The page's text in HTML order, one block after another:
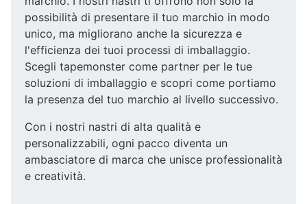
possibilità di presentare il tuo marchio in modo
unico, ma migliorano anche la sicurezza e
l'efficienza dei tuoi processi di imballaggio.
Scegli tapemonster come partner per le tue
soluzioni di imballaggio e scopri come portiamo
la presenza del tuo marchio al livello successivo.
Con i nostri nastri di alta qualità e
personalizzabili, ogni pacco diventa un
ambasciatore di marca che unisce professionalità
e creatività.